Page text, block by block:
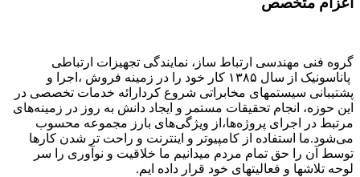
گروه فنی مهندسی ارتباط ساز، نمایندگی تجهیزات ارتباطی
پاناسونیک از سال ۱۳۸۵ کار خود را در زمینه فروش ،اجرا و
پشتیبانی سیستمهای مخابراتی شروع کردارائه خدمات تخصصی در
این حوزه، انجام تحقیقات مستمر و ایجاد دانش به‌ روز در زمینه‌های
مرتبط در اجرای پروژه‌ها،از ویژگی‌های بارز مجموعه محسوب
می‌شود.ما استفاده از کامپیوتر و اینترنت و راحت تر شدن کارها
توسط آن را حق تمام مردم میدانیم ما خلاقیت و نوآوری را سر
لوحه تلاشها و فعالیتهای خود قرار داده ایم.